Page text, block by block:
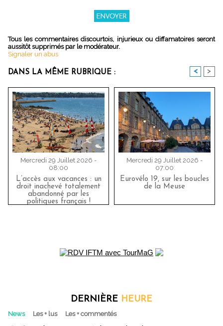
Tous les commentaires discourtois, injurieux ou diffamatoires seront
aussitôt supprimés par le modérateur.
Signaler un abus
DANS LA MÊME RUBRIQUE : < >
Mercredi 29 Juillet 2026 -
08:00
L’accès aux vacances : un
droit inachevé totalement
abandonné par les
politiques français !
Mercredi 29 Juillet 2026 -
07:00
Eurovélo 19, sur les boucles
de la Meuse
DERNIÈRE HEURE
News Les + lus Les + commentés